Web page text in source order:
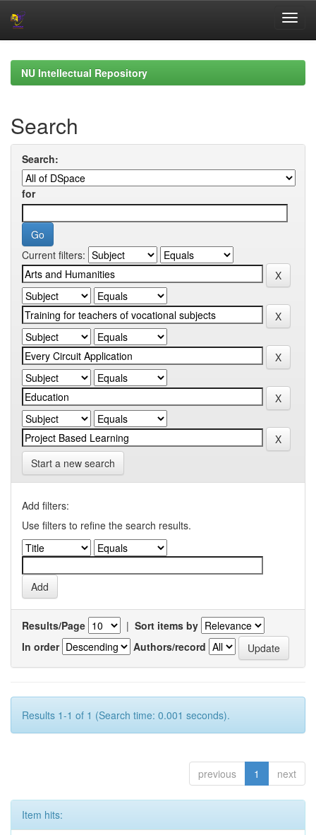
navigationNU Intellectual Repository
Search
Search:
for
Current filters:
Start a new search
Add filters:
Use filters to refine the search results.
Results/Page | Sort items by
In order
Authors/record
Results 1-1 of 1 (Search time: 0.001 seconds).
previous 1 next
Item hits: